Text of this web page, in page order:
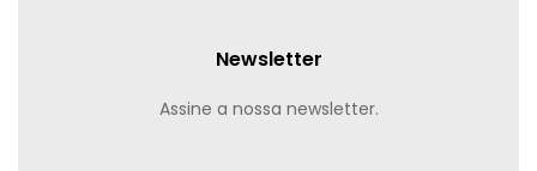
Newsletter
Assine a nossa newsletter.